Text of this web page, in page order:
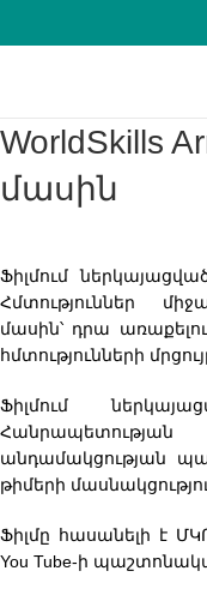
WorldSkills Armenia 2020 ֆիլմի
մասին
Ֆիլմում
Հմտություններ
մասին՝ դրա
հմտությունների
Ֆիլմում
Հանրապետության
անդամակցության
թիմերի
Ֆիլմը հասանելի է
You Tube-ի